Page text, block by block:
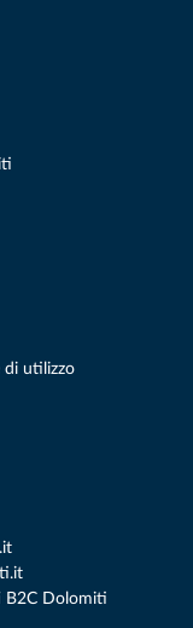
di utilizzo
B2C Dolomiti